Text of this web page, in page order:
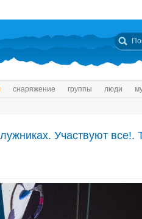
снаряжение группы люди
Участвуют все!.